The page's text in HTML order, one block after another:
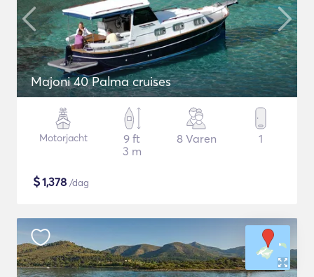
Majoni 40 Palma cruises
Motorjacht
9 ft
3 m
8 Varen 1
$1,378 /dag